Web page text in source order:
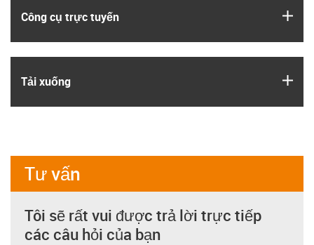
Công cụ trực tuyến
Tải xuống
Tư vấn
Tôi sẽ rất vui được trả lời trực tiếp
các câu hỏi của bạn